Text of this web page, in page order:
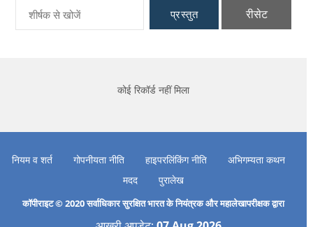
प्रस्तुत रीसेट
कोई रिकॉर्ड नहीं मिला
नियम व शर्त गोपनीयता नीति हाइपरलिंकिंग नीति
अभिगम्यता कथन
मदद
पुरालेख
कॉपीराइट © 2020 सर्वाधिकार सुरक्षित भारत के नियंत्रक और महालेखापरीक्षक द्वारा